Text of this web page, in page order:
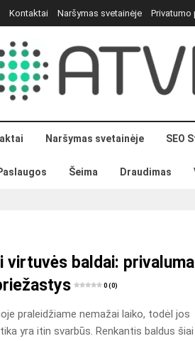
Kontaktai Naršymas svetainėje Privatumo
Naršymas svetainėje SEO
Šeima Draudimas
virtuvės baldai:
0 (0)
praleidžiame nemažai laiko, todėl jos
yra itin svarbūs. Renkantis baldus šiai